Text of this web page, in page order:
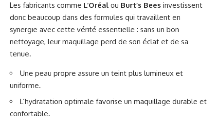
Les fabricants comme L’Oréal ou Burt’s Bees investissent
donc beaucoup dans des formules qui travaillent en
synergie avec cette vérité essentielle : sans un bon
nettoyage, leur maquillage perd de son éclat et de sa
tenue.
Une peau propre assure un teint plus lumineux et
uniforme.
L’hydratation optimale favorise un maquillage durable et
confortable.